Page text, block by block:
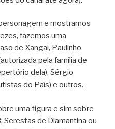
e mostramos
fazemos uma
de Xangai, Paulinho
pela família de
dela), Sérgio
do País) e outros.
uma figura e sim sobre
Serestas de Diamantina ou